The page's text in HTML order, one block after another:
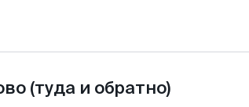
(туда и обратно)